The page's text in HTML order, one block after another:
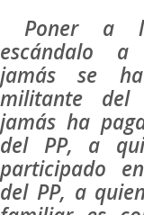
Poner a
escándalo
jamás se ha
militante
jamás ha
del PP, a
participado
del PP, a